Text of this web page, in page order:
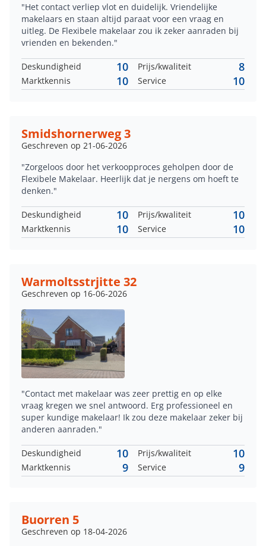
"Het contact verliep vlot en duidelijk. Vriendelijke
makelaars en staan altijd paraat voor een vraag en
uitleg. De Flexibele makelaar zou ik zeker aanraden bij
vrienden en bekenden."
Deskundigheid 10 Prijs/kwaliteit 8
Marktkennis 10 Service 10
Smidshornerweg 3
Geschreven op 21-06-2026
"Zorgeloos door het verkoopproces geholpen door de
Flexibele Makelaar. Heerlijk dat je nergens om hoeft te
denken."
Deskundigheid 10 Prijs/kwaliteit 10
Marktkennis 10 Service 10
Warmoltsstrjitte 32
Geschreven op 16-06-2026
"Contact met makelaar was zeer prettig en op elke
vraag kregen we snel antwoord. Erg professioneel en
super kundige makelaar! Ik zou deze makelaar zeker bij
anderen aanraden."
Deskundigheid 10 Prijs/kwaliteit 10
Marktkennis 9 Service 9
Buorren 5
Geschreven op 18-04-2026